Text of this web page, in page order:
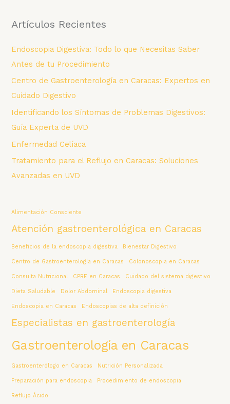
e
o
r
í
a
s
Artículos Recientes
Endoscopia Digestiva: Todo lo que Necesitas Saber
Antes de tu Procedimiento
Centro de Gastroenterología en Caracas: Expertos en
Cuidado Digestivo
Identificando los Síntomas de Problemas Digestivos:
Guía Experta de UVD
Enfermedad Celíaca
Tratamiento para el Reflujo en Caracas: Soluciones
Avanzadas en UVD
Alimentación Consciente
Atención gastroenterológica en Caracas
Beneficios de la endoscopia digestiva Bienestar Digestivo
Centro de Gastroenterología en Caracas Colonoscopia en Caracas
Consulta Nutricional CPRE en Caracas Cuidado del sistema digestivo
Dieta Saludable Dolor Abdominal Endoscopia digestiva
Endoscopia en Caracas Endoscopias de alta definición
Especialistas en gastroenterología
Gastroenterología en Caracas
Gastroenterólogo en Caracas Nutrición Personalizada
Preparación para endoscopia Procedimiento de endoscopia
Reflujo Ácido